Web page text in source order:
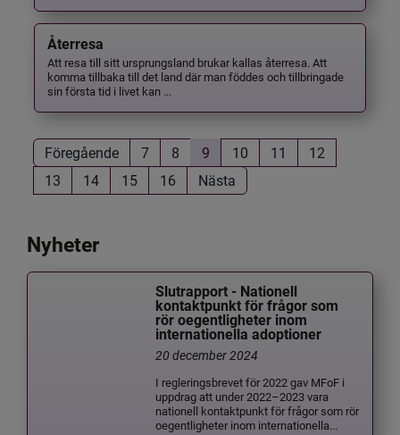
Återresa
Att resa till sitt ursprungsland brukar kallas återresa. Att
komma tillbaka till det land där man föddes och tillbringade
sin första tid i livet kan ...
Föregående 7 8 9 10 11
12
13
14 15 16 Nästa
Nyheter
Slutrapport - Nationell
kontaktpunkt för frågor som
rör oegentligheter inom
internationella adoptioner
20 december 2024
I regleringsbrevet för 2022 gav MFoF i
uppdrag att under 2022–2023 vara
nationell kontaktpunkt för frågor som rör
oegentligheter inom internationella...